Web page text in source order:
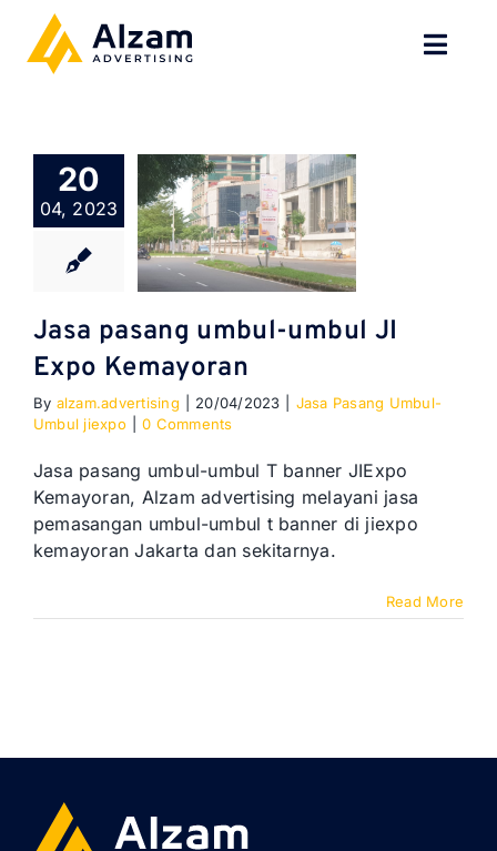
content
TENTANG
SPESIALISASI
GALERI
KONTAK
BLOG
20
04, 2023
Jasa pasang umbul-umbul JI
Expo Kemayoran
By alzam.advertising 20/04/2023
Jasa Pasang Umbul-
Umbul jiexpo
0 Comments
Jasa pasang umbul-umbul T banner JIExpo
Kemayoran, Alzam advertising melayani jasa
pemasangan umbul-umbul t banner di jiexpo
kemayoran Jakarta dan sekitarnya.
Read More